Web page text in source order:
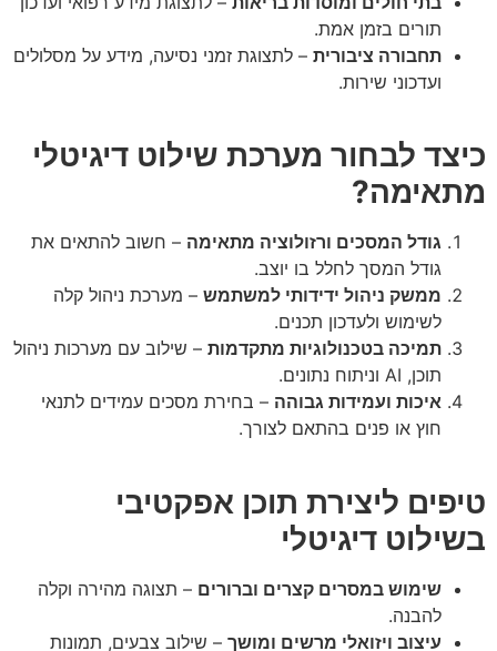
תורים בזמן אמת.
תחבורה ציבורית– לתצוגת זמני נסיעה, מידע על מסלולים
ועדכוני שירות.
לבחור מערכת שילוט דיגיטלי
גודל המסכים ורזולוציה מתאימה– חשוב להתאים את
גודל המסך לחלל בו יוצב.
ממשק ניהול ידידותי למשתמש– מערכת ניהול קלה
לשימוש ולעדכון תכנים.
תמיכה בטכנולוגיות מתקדמות– שילוב עם מערכות ניהול
תוכן, AI וניתוח נתונים.
איכות ועמידות גבוהה– בחירת מסכים עמידים לתנאי
חוץ או פנים בהתאם לצורך.
ליצירת תוכן אפקטיבי
דיגיטלי
שימוש במסרים קצרים וברורים– תצוגה מהירה וקלה
להבנה.
עיצוב ויזואלי מרשים ומושך– שילוב צבעים, תמונות